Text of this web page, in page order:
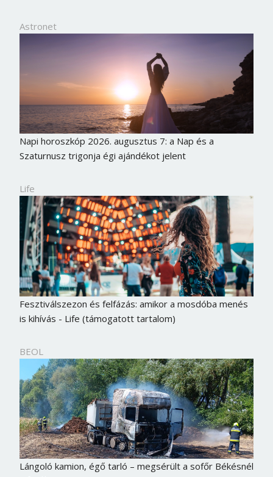
Astronet
Napi horoszkóp 2026. augusztus 7: a Nap és a
Szaturnusz trigonja égi ajándékot jelent
Life
Fesztiválszezon és felfázás: amikor a mosdóba menés
is kihívás - Life (támogatott tartalom)
BEOL
Lángoló kamion, égő tarló – megsérült a sofőr Békésnél